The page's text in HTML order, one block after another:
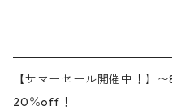
【サマーセール開催中！】
20％off！